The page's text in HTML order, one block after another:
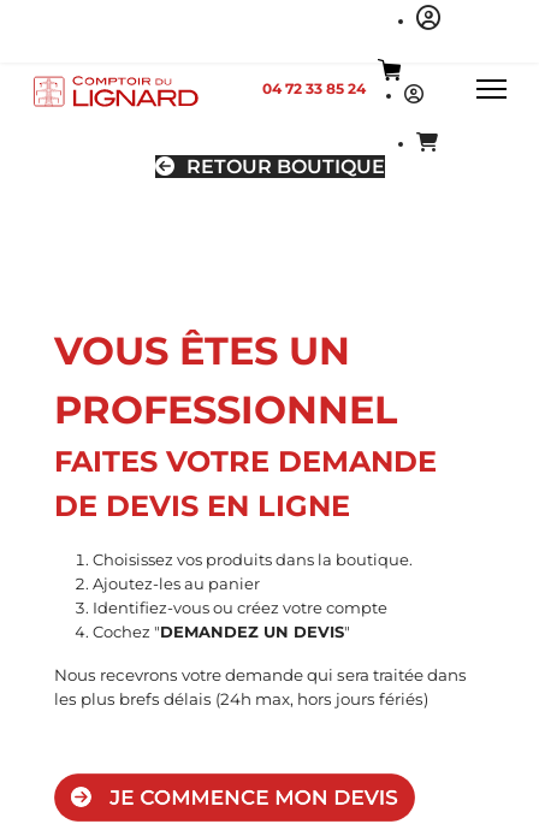
04 72 33 85 24
RETOUR BOUTIQUE
VOUS ÊTES UN
PROFESSIONNEL
FAITES VOTRE DEMANDE
DE DEVIS EN LIGNE
Choisissez vos produits dans la boutique.
Ajoutez-les au panier
Identifiez-vous ou créez votre compte
Cochez "DEMANDEZ UN DEVIS"
Nous recevrons votre demande qui sera traitée dans
les plus brefs délais (24h max, hors jours fériés)